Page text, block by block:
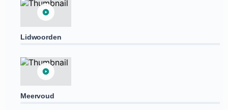
Lidwoorden
Meervoud